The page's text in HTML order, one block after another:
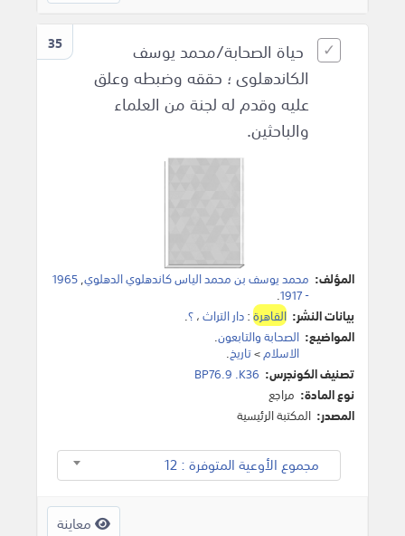
35
حياة الصحابة/محمد يوسف
الكاندهلوى ؛ حققه وضبطه وعلق
عليه وقدم له لجنة من العلماء
والباحثين.
المؤلف: محمد يوسف بن محمد الياس كاندهلوي الدهلوي,
1965
- 1917
.
بيانات النشر: القاهرة:دار التراث،؟.
المواضيع: الصحابة والتابعون.
الاسلام>تاريخ.
تصنيف الكونجرس: BP76.9 .K36
نوع المادة: مراجع
المصدر: المكتبة الرئيسية
مجموع الأوعية المتوفرة : 12
معاينة